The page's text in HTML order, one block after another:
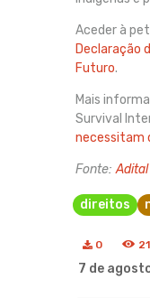
Aceder à
Declaração
Futuro.
Mais
Survival
necessitam
Fonte:Adital
direitos
0
7 de